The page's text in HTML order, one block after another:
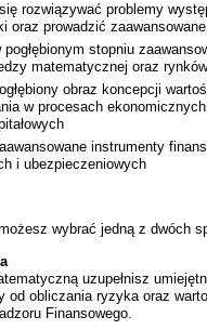
rozwiązywać problemy
oraz prowadzić
pogłębionym stopniu
matematycznej oraz
obraz koncepcji
w procesach
instrumenty
i ubezpieczeniowych
wybrać jedną z dwóch
uzupełnisz
od obliczania ryzyka oraz
Finansowego.